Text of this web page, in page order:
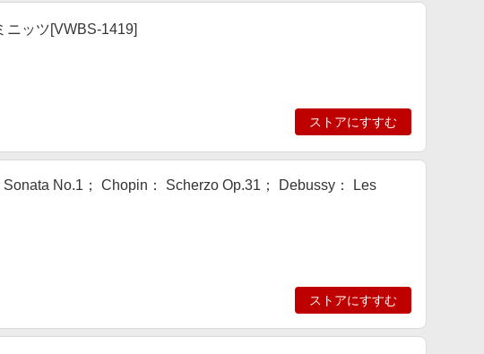
ニッツ[VWBS-1419]
ストアにすすむ
No.1； Chopin： Scherzo Op.31； Debussy： Les
ストアにすすむ